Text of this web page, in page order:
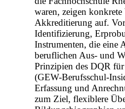
waren, zeigen
Akkreditierung auf.
Identifizierung,
Instrumenten, die eine
beruflichen Aus- und
Prinzipien des DQR
(GEW-Berufsschul-
Erfassung und
zum Ziel, flexiblere